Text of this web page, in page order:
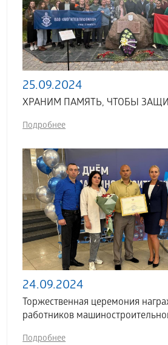
25.09.2024
ХРАНИМ ПАМЯТЬ, ЧТОБЫ
Подробнее
24.09.2024
Торжественная церемония
работников
Подробнее